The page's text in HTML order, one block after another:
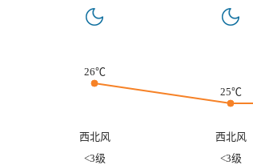
26℃
25℃
西北风 西北风
<3级
<3级